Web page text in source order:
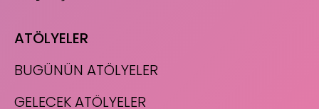
ATÖLYELER
BUGÜNÜN ATÖLYELER
GELECEK ATÖLYELER